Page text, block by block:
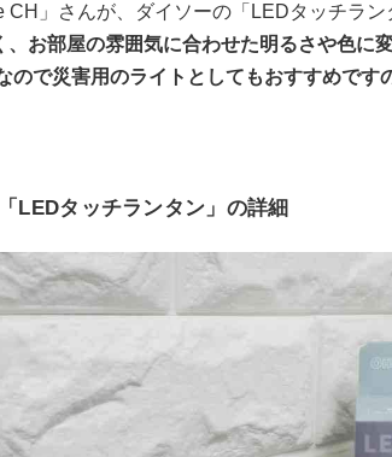
CH」さんが、ダイソーの「LEDタッチラン
、お部屋の雰囲気に合わせた明るさや色に
ので災害用のライトとしてもおすすめです
LEDタッチランタン」の詳細